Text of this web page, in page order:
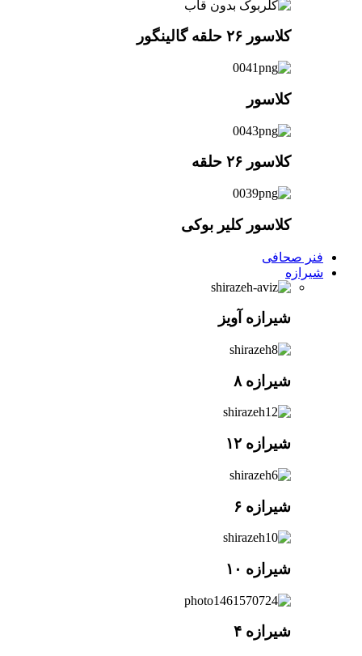
کلاسور ۲۶ حلقه گالینگور
کلاسور
کلاسور ۲۶ حلقه
کلاسور کلیر بوکی
فنر صحافی
شیرازه
شیرازه آویز
شیرازه ۸
شیرازه ۱۲
شیرازه ۶
شیرازه ۱۰
شیرازه ۴